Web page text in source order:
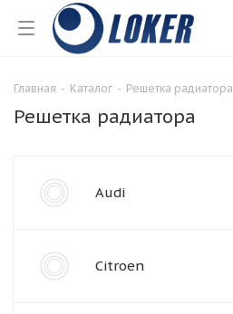
Главная - Каталог - Решетка радиатора
Решетка радиатора
Audi
Citroen